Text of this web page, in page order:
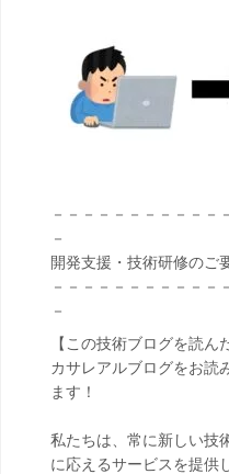
－－－－－－－－－－－
－
開発支援・技術研修のご
－－－－－－－－－－－
－
【この技術ブログを読ん
カサレアルブログをお読
ます！
私たちは、常に新しい技
に応えるサービスを提供